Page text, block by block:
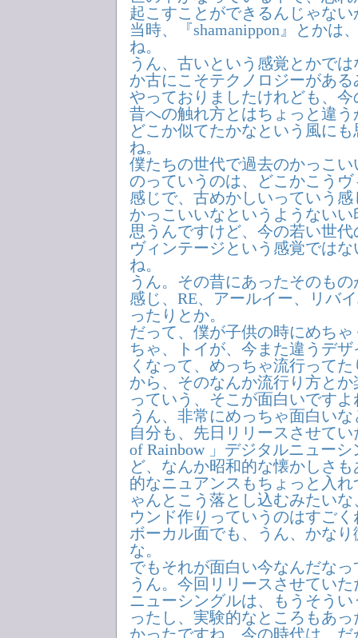
起こすことができるんじゃな
当時、『shamanippon』とかは
ね。
うん、古いという感覚とかで
か古にこそテクノロジーがあ
やっておりましたけれども、
昔への触れ方とはちょっと違
どこか似てたかなという風に
ね。
僕たちの世代で過去のかっこ
のっていうのは、どこかこう
感じで、古めかしいっていう
かっこいいなというようない
思うんですけど、今の若い世
ヴィンテージという感覚では
ね。
うん。その昔にあったそのも
感じ、RE、アールイー、リバ
ったりとか。
だって、僕が子供の時にめち
ちゃ、トイが、今また違うデ
くなって、めっちゃ流行って
から、そのなんか流行り方と
っていう、そこが面白いです
うん、非常にめっちゃ面白い
自分も、先日リリースさせてい
of Rainbow 」デジタルニュー
ど、なんか昭和的な懐かしさ
的なニュアンスもちょっと入
ゃんとこう落とし込むみたい
ウンド作りっていうのはすごく
ボーカル面でも、うん、かな
な。
でもそれが面白い今なんだな
うん。今回リリースさせてい
ニューシングルは、もうそう
ったし、実験的なところもあ
かったですね、今の時代は、